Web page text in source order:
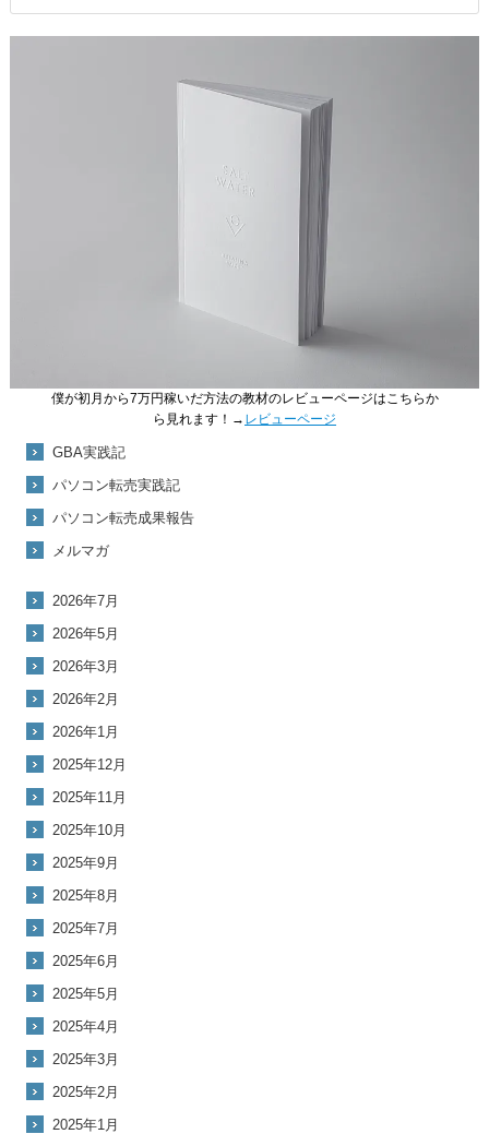
僕が初月から7万円稼いだ方法の教材のレビューページはこちらか
ら見れます！→ レビューページ
GBA実践記
パソコン転売実践記
パソコン転売成果報告
メルマガ
2026年7月
2026年5月
2026年3月
2026年2月
2026年1月
2025年12月
2025年11月
2025年10月
2025年9月
2025年8月
2025年7月
2025年6月
2025年5月
2025年4月
2025年3月
2025年2月
2025年1月